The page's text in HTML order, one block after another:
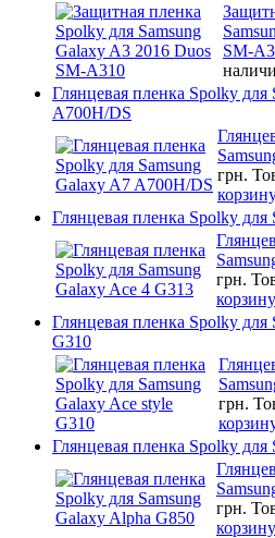
SM-
Глянцевая пленка Spolky для
A700H/DS
грн.
Глянцевая пленка Spolky
грн.
корзину
Глянцевая пленка Spolky для
G310
грн.
Глянцевая пленка Spolky
грн.
корзину